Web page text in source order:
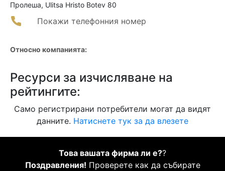
Пролеша, Ulitsa Hristo Botev 80
Покажи телефонния номер
Относно компанията:
Ресурси за изчисляване на
рейтингите:
Само регистрирани потребители могат да видят
данните. Натиснете тук за да влезете
Това вашата фирма ли е??
Поздравления! Проверете как да събирате